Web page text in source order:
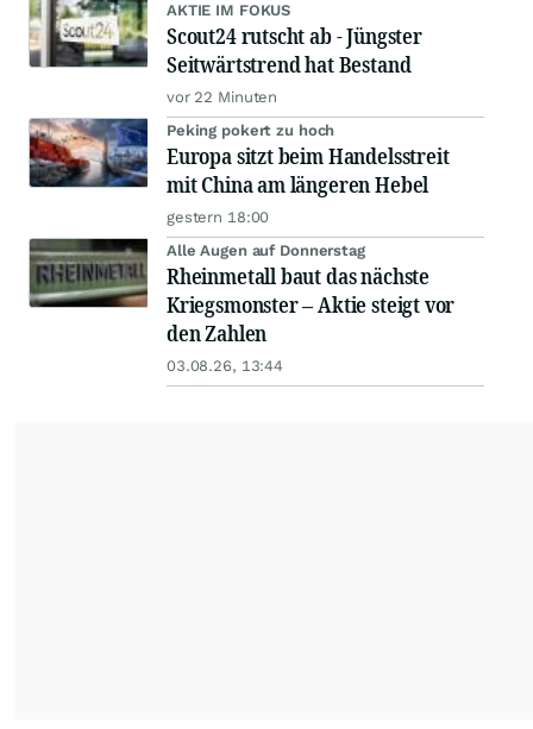
AKTIE IM FOKUS
Scout24 rutscht ab - Jüngster
Seitwärtstrend hat Bestand
vor 22 Minuten
Peking pokert zu hoch
Europa sitzt beim Handelsstreit
mit China am längeren Hebel
gestern 18:00
Alle Augen auf Donnerstag
Rheinmetall baut das nächste
Kriegsmonster – Aktie steigt vor
den Zahlen
03.08.26, 13:44